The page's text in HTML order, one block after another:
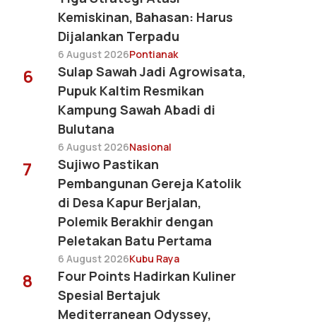
Kemiskinan, Bahasan: Harus
Dijalankan Terpadu
6 August 2026Pontianak
6
Sulap Sawah Jadi Agrowisata,
Pupuk Kaltim Resmikan
Kampung Sawah Abadi di
Bulutana
6 August 2026Nasional
7
Sujiwo Pastikan
Pembangunan Gereja Katolik
di Desa Kapur Berjalan,
Polemik Berakhir dengan
Peletakan Batu Pertama
6 August 2026Kubu Raya
8
Four Points Hadirkan Kuliner
Spesial Bertajuk
Mediterranean Odyssey,